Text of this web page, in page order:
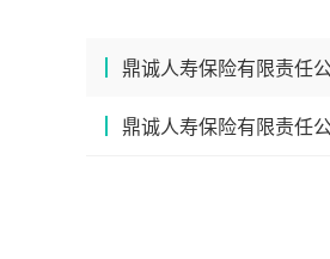
鼎诚人寿保险有限责任
鼎诚人寿保险有限责任